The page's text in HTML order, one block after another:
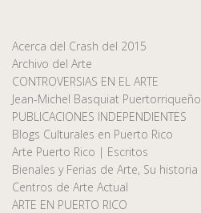
Acerca del Crash del 2015
Archivo del Arte
CONTROVERSIAS EN EL ARTE
Jean-Michel Basquiat Puertorriqueño
PUBLICACIONES INDEPENDIENTES
Blogs Culturales en Puerto Rico
Arte Puerto Rico | Escritos
Bienales y Ferias de Arte, Su historia
Centros de Arte Actual
ARTE EN PUERTO RICO